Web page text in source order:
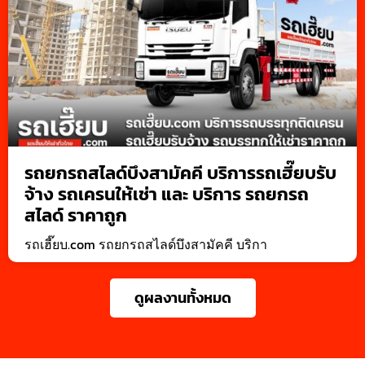
รถยกรถสไลด์บึงสามัคคี บริการรถเฮี๊ยบรับ
จ้าง รถเครนให้เช่า และ บริการ รถยกรถ
สไลด์ ราคาถูก
รถเฮี๊ยบ.com รถยกรถสไลด์บึงสามัคคี บริกา
ดูผลงานทั้งหมด